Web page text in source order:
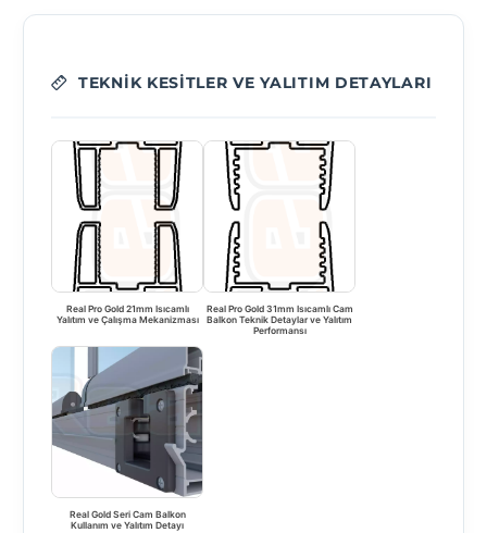
TEKNIK KESITLER VE YALITIM DETAYLARI
Real Pro Gold 21mm Isıcamlı
Yalıtım ve Çalışma Mekanizması
Real Pro Gold 31mm Isıcamlı Cam
Balkon Teknik Detaylar ve Yalıtım
Performansı
Real Gold Seri Cam Balkon
Kullanım ve Yalıtım Detayı